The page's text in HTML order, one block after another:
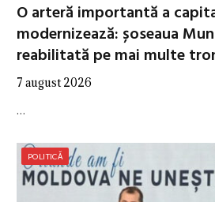
O arteră importantă a
modernizează: șoseaua
reabilitată pe mai multe
7 august 2026
…
POLITICĂ